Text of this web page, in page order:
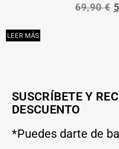
69,90€
LEER MÁS
SUSCRÍBETE Y
DESCUENTO
*Puedes darte de